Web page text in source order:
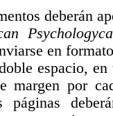
deberán
en
espacio,
margen por
páginas